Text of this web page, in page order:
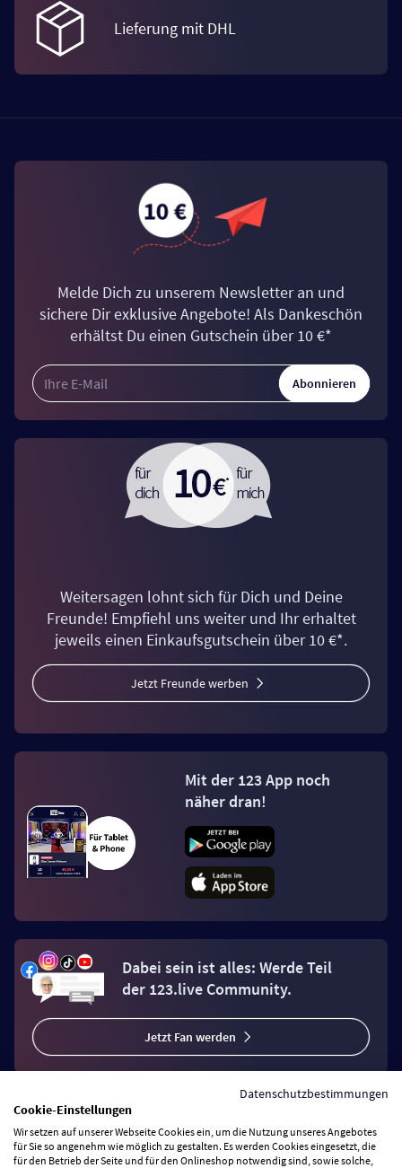
Lieferung mit DHL
Melde Dich zu unserem Newsletter an und
sichere Dir exklusive Angebote! Als Dankeschön
erhältst Du einen Gutschein über 10 €*
Abonnieren
Weitersagen lohnt sich für Dich und Deine
Freunde! Empfiehl uns weiter und Ihr erhaltet
jeweils einen Einkaufsgutschein über 10 €*.
Jetzt Freunde werben
Mit der 123 App noch
näher dran!
Dabei sein ist alles: Werde Teil
der 123.live Community.
Jetzt Fan werden
Vertrag widerrufen
Datenschutzbestimmungen
Cookie-Einstellungen
Wir setzen auf unserer Webseite Cookies ein, um die Nutzung unseres Angebotes
für Sie so angenehm wie möglich zu gestalten. Es werden Cookies eingesetzt, die
für den Betrieb der Seite und für den Onlineshop notwendig sind, sowie solche,